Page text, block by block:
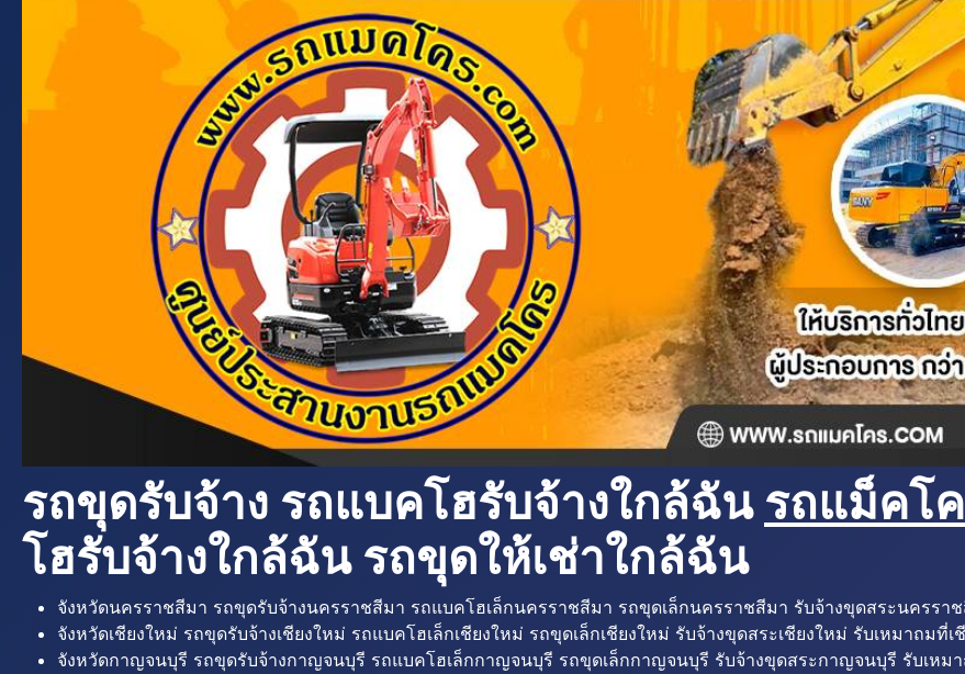
รถขุดรับจ้าง รถแบคโฮรับจ้างใกล้ฉัน รถแม็คโ
โฮรับจ้างใกล้ฉัน รถขุดให้เช่าใกล้ฉัน
จังหวัดนครราชสีมา รถขุดรับจ้างนครราชสีมา รถแบคโฮเล็กนครราชสีมา รถขุดเล็กนครราชสีมา รับจ้างขุดสระนครรา
จังหวัดเชียงใหม่ รถขุดรับจ้างเชียงใหม่ รถแบคโฮเล็กเชียงใหม่ รถขุดเล็กเชียงใหม่ รับจ้างขุดสระเชียงใหม่ รับเหมาถมที่เ
จังหวัดกาญจนบุรี รถขุดรับจ้างกาญจนบุรี รถแบคโฮเล็กกาญจนบุรี รถขุดเล็กกาญจนบุรี รับจ้างขุดสระกาญจนบุรี รับเหม